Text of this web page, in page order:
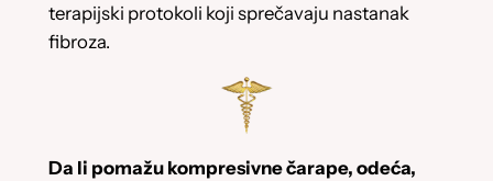
terapijski protokoli koji sprečavaju nastanak
fibroza.
Da li pomažu kompresivne čarape, odeća,